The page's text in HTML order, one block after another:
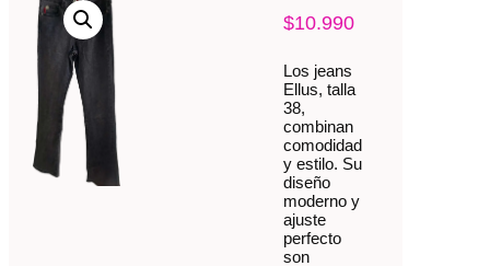
$10.990
Los jeans
Ellus, talla
38,
combinan
comodidad
y estilo. Su
diseño
moderno y
ajuste
perfecto
son